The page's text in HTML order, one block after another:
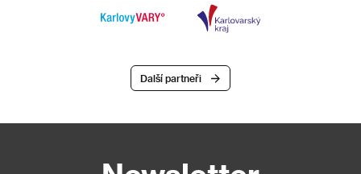
Další partneři